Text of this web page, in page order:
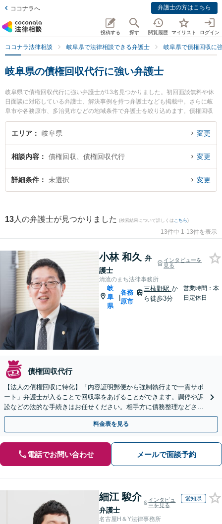
ココナラへ 弁護士の方はこちら
投稿する 探す 閲覧履歴 マイリスト ログイン
ココナラ法律相談 岐阜県で法律相談できる弁護士 岐阜県で債権回収に
岐阜県の債権回収代行に強い弁護士
岐阜県で債権回収代行に強い弁護士が13名見つかりました。初回面談無料や休
日面談に対応している弁護士、解決事例を持つ弁護士なども掲載中。さらに岐
阜市や各務原市、多治見市などの地域条件で弁護士を絞り込めます。債権回収
に関係する売掛金回収や債権回収代行、債権の時効中断等の細かな分野での絞
り込み検索もでき便利です。特に清流のまち法律事務所の小林 和久弁護士や旭
『岐阜県で土日や夜間に発生した債権回収代行のトラブルを今すぐに弁護士に
相談したい』『債権回収代行のトラブル解決の実績豊富な近くの弁護士を検索
したい』『初回相談無料で債権回収代行を法律相談できる岐阜県内の弁護士に
エリア 岐阜県 変更
相談内容 債権回収、債権回収代行 変更
詳細条件 未選択 変更
13 人の弁護士が見つかりました (検索結果について詳しくは こちら)
13件中 1-13件を表示
小林 和久 弁
護士
インタビューを
見る
清流のまち法律事務所
岐
阜
県
|
各務
原市
三柿野駅か
ら徒歩3分
営業時間：本
日定休日
債権回収代行
【法人の債権回収に特化】「内容証明郵便から強制執行まで一貫サポ
ート」弁護士が入ることで回収率をあげることができます。調停や訴
訟などの法的な手続きはお任せください。相手方に債務整理などされ
る前にお早めにご相談を！【夜間相談可（要相談）】
料金表を見る
電話でお問い合わせ メールで面談予約
細江 駿介
弁護士
インタビュ
ーを見る
愛知県
名古屋H＆Y法律事務所